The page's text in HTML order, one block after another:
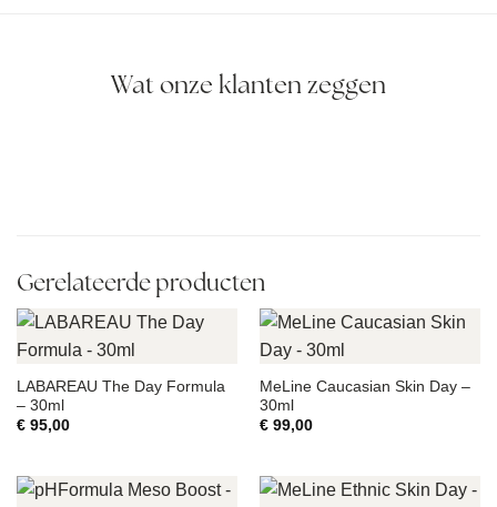
Wat onze klanten zeggen
Gerelateerde producten
LABAREAU The Day Formula
– 30ml
€95,00
MeLine Caucasian Skin Day –
30ml
€99,00